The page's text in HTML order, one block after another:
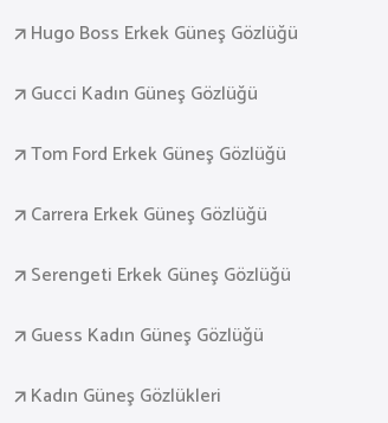
Hugo Boss Erkek Güneş Gözlüğü
Gucci Kadın Güneş Gözlüğü
Tom Ford Erkek Güneş Gözlüğü
Carrera Erkek Güneş Gözlüğü
Serengeti Erkek Güneş Gözlüğü
Guess Kadın Güneş Gözlüğü
Kadın Güneş Gözlükleri